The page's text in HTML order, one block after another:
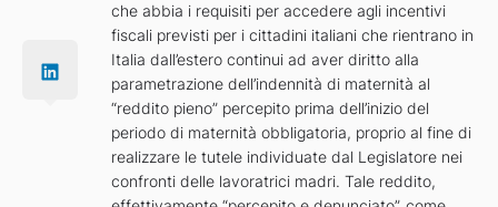
che abbia i requisiti per accedere agli incentivi
fiscali previsti per i cittadini italiani che rientrano in
Italia dall’estero continui ad aver diritto alla
parametrazione dell’indennità di maternità al
“reddito pieno” percepito prima dell’inizio del
periodo di maternità obbligatoria, proprio al fine di
realizzare le tutele individuate dal Legislatore nei
confronti delle lavoratrici madri. Tale reddito,